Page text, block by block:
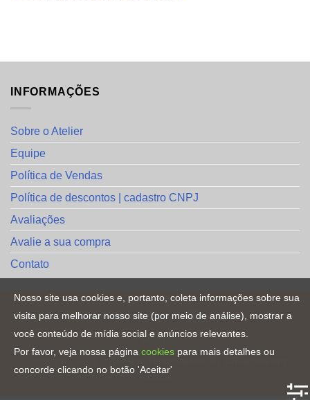
INFORMAÇÕES
Sobre o Atelier
Equipe
Política de Vendas
Política de descontos | cadastro CNPJ
Avaliações
Avalie a sua compra
Contato
Copyright [2023] © Direitos Reservados
Familia
Nosso site usa cookies e, portanto, coleta informações sobre sua
visita para melhorar nosso site (por meio de análise), mostrar a
você conteúdo de mídia social e anúncios relevantes.
Por favor, veja nossa página cookies para mais detalhes ou
concorde clicando no botão 'Aceitar'